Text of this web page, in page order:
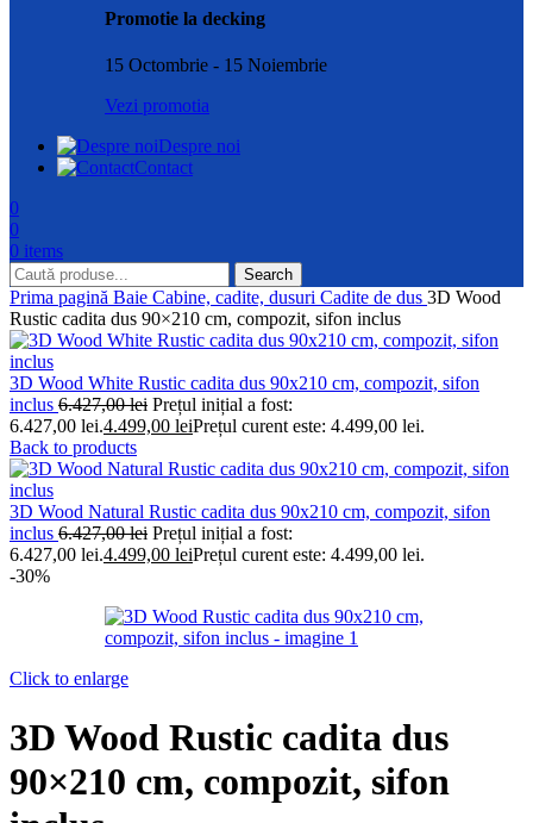
Promotie la decking
15 Octombrie - 15 Noiembrie
Vezi promotia
Despre noi
Contact
0
0
0 items
Search
Prima pagină Baie Cabine, cadite, dusuri Cadite de dus 3D Wood
Rustic cadita dus 90×210 cm, compozit, sifon inclus
3D Wood White Rustic cadita dus 90x210 cm, compozit, sifon
inclus 6.427,00lei Prețul inițial a fost:
6.427,00 lei.4.499,00 leiPrețul curent este: 4.499,00 lei.
Back to products
3D Wood Natural Rustic cadita dus 90x210 cm, compozit, sifon
inclus 6.427,00lei Prețul inițial a fost:
6.427,00 lei.4.499,00 leiPrețul curent este: 4.499,00 lei.
-30%
Click to enlarge
3D Wood Rustic cadita dus
90×210 cm, compozit, sifon